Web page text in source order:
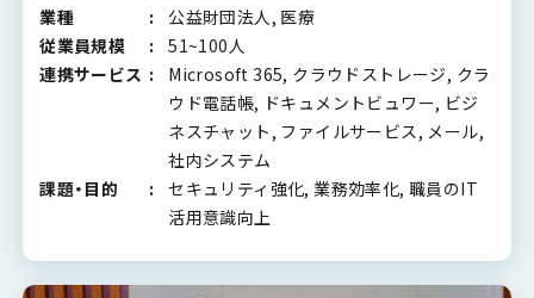
業種
公益財団法人, 医療
従業員規模
51~100人
連携サービス
Microsoft 365, クラウドストレージ, クラ
ウド電話帳, ドキュメントビュワー, ビジ
ネスチャット, ファイルサービス, メール,
社内システム
課題・目的
セキュリティ強化, 業務効率化, 職員のIT
活用意識向上